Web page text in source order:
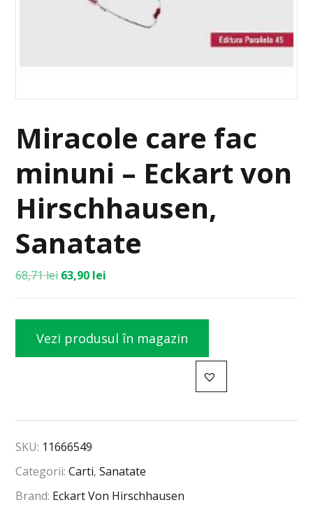
Miracole care fac
minuni – Eckart von
Hirschhausen,
Sanatate
68,71lei 63,90 lei
Vezi produsul în magazin
SKU: 11666549
Categorii:Carti,Sanatate
Brand: Eckart Von Hirschhausen